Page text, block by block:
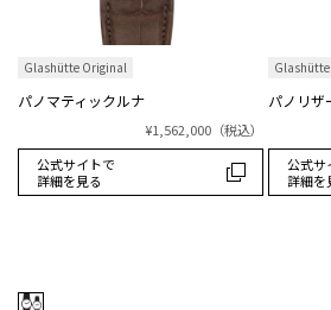
Glashütte Original
パノマティックルナ
¥1,562,000 （税込）
公式サイトで
詳細を見る
パノリザ
公式サ
詳細を